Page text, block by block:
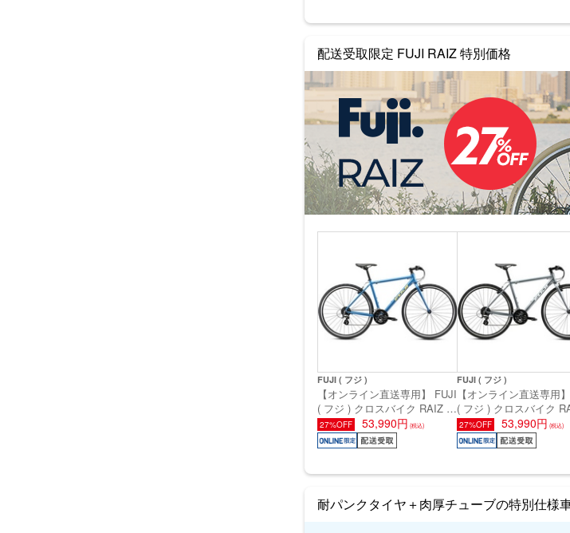
ドウェル 3 ) ブラック LG
ー 47 ( 身長目安160cm前
後 )
配送受取限定 FUJI RAIZ 特別価格
FUJI ( フジ )
【オンライン直送専用】 FUJI
( フジ ) クロスバイク RAIZ (
ライズ ) ペールネイビー 17
(身長目安165cm前後)
27%OFF 53,990円 (税込)
FUJI ( フジ )
【オンライン直送専用
( フジ ) クロスバイク
ライズ ) ガンメタル 21 (
目安180cm前後)
27%OFF 53,990円 (税込)
耐パンクタイヤ＋肉厚チューブの特別仕様